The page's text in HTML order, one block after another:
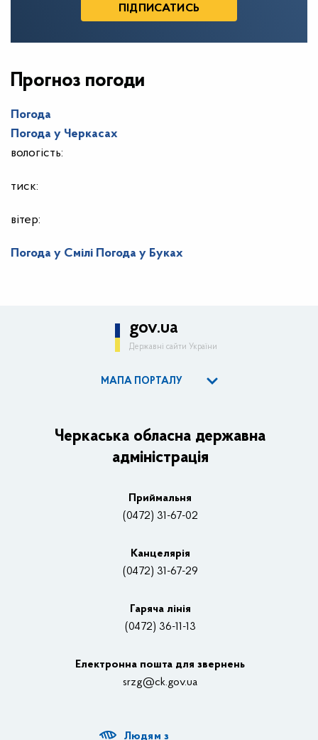
Прогноз погоди
Погода
Погода у Черкасах
вологість:
тиск:
вітер:
Погода у Смілі Погода у Буках
gov.ua
Державні сайти України
МАПА ПОРТАЛУ
Керівництво адміністрації
Основні завдання та нормативно-правові засади
Нагороди
Контакти
Відеотрансляції
Структурні підрозділи ОДА
Черкаська обласна державна
адміністрація
Приймальня
(0472) 31-67-02
Канцелярiя
(0472) 31-67-29
Гаряча лінія
(0472) 36-11-13
Електронна пошта для звернень
srzg@ck.gov.ua
Людям з